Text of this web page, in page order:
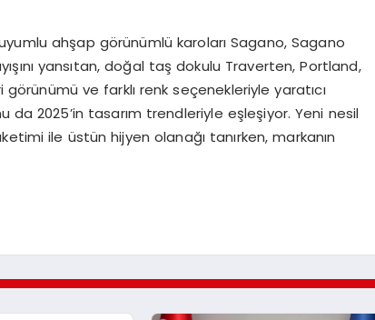
ahşap görünümlü karoları Sagano, Sagano
yansıtan, doğal taş dokulu Traverten, Portland,
ve farklı renk seçenekleriyle yaratıcı
da 2025’in tasarım trendleriyle eşleşiyor. Yeni nesil
ile üstün hijyen olanağı tanırken, markanın